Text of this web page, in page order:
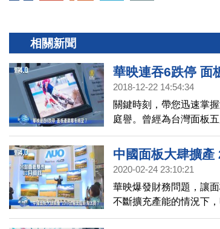
相關新聞
華映連吞6跌停 面
2018-12-22 14:54:34
關鍵時刻，帶您迅速掌
庭譽。曾經為台灣面板
撼業界，儘管之後傳出
停。外界分析主要原因
大陸面板產業競爭，再
中國面板大肆擴產
2020-02-24 23:10:21
華映爆發財務問題，讓
不斷擴充產能的情況下
台廠新的挑戰，才正要